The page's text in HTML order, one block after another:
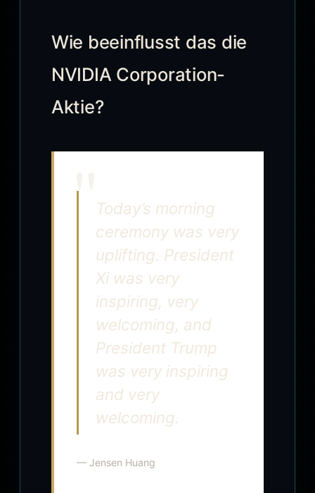
Wie beeinflusst das die
NVIDIA Corporation-
Aktie?
Today’s morning
ceremony was very
uplifting. President
Xi was very
inspiring, very
welcoming, and
President Trump
was very inspiring
and very
welcoming.
— Jensen Huang